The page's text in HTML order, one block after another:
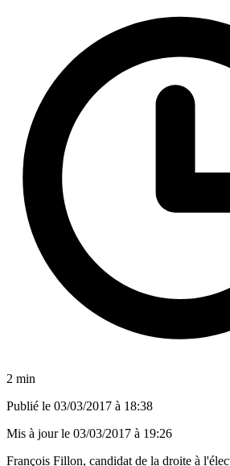
2 min
Publié le 03/03/2017 à 18:38
Mis à jour le 03/03/2017 à 19:26
François Fillon, candidat de la droite à